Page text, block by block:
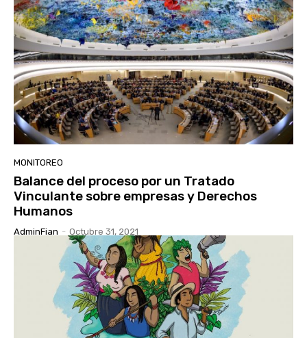
MONITOREO
Balance del proceso por un Tratado
Vinculante sobre empresas y Derechos
Humanos
AdminFian - Octubre 31, 2021